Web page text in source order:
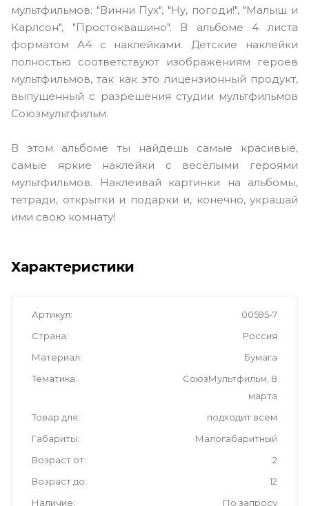
мультфильмов: "Винни Пух", "Ну, погоди!", "Малыш и
Карлсон", "Простоквашино". В альбоме 4 листа
форматом А4 с наклейками. Детские наклейки
полностью соответствуют изображениям героев
мультфильмов, так как это лицензионный продукт,
выпущенный с разрешения студии мультфильмов
Союзмультфильм.
В этом альбоме ты найдешь самые красивые,
самые яркие наклейки с весёлыми героями
мультфильмов. Наклеивай картинки на альбомы,
тетради, открытки и подарки и, конечно, украшай
ими свою комнату!
Характеристики
Артикул
00595-7
Страна
Россия
Материал
Бумага
Тематика
СоюзМультфильм, 8
марта
Товар для
подходит всем
Габариты
Малогабаритный
Возраст от
2
Возраст до
12
Наличие
По запросу